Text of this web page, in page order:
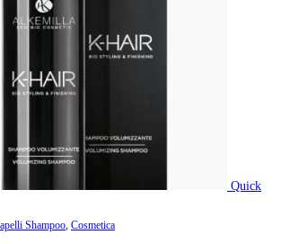
Quick
Shampoo Cosmetica